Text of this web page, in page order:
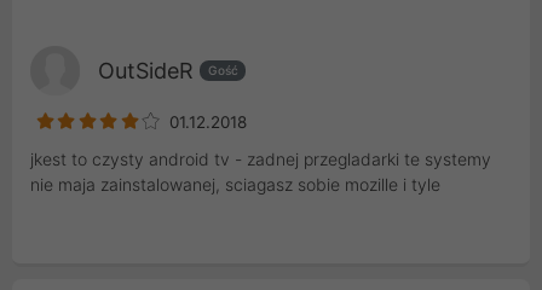
OutSideR Gość
01.12.2018
jkest to czysty android tv - zadnej przegladarki te systemy
nie maja zainstalowanej, sciagasz sobie mozille i tyle